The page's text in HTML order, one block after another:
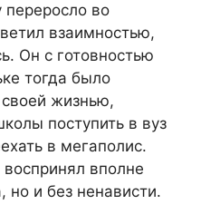
переросло во
взаимностью,
Он с готовностью
тогда было
жизнью,
поступить в вуз
в мегаполис.
вполне
но и без ненависти.